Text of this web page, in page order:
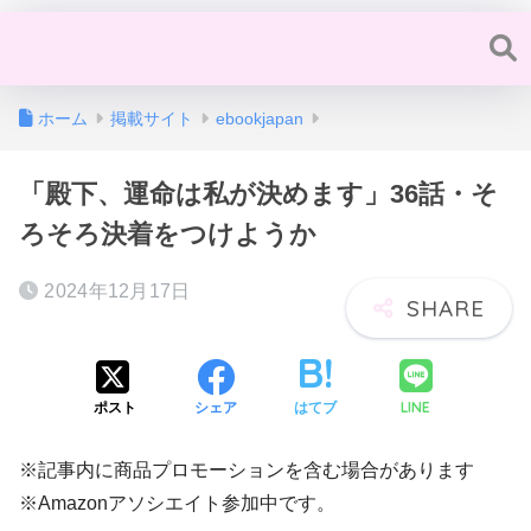
ホーム 掲載サイト ebookjapan
「殿下、運命は私が決めます」36話・そ
ろそろ決着をつけようか
2024年12月17日
ポスト シェア はてブ LINE
※記事内に商品プロモーションを含む場合があります
※Amazonアソシエイト参加中です。